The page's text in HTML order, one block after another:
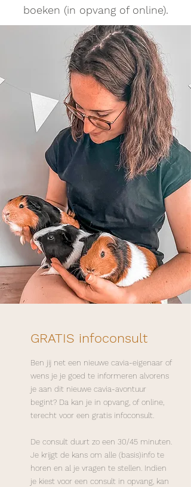
boeken (in opvang of online).
GRATIS infoconsult
Ben jij net een nieuwe cavia-eigenaar of
wens je je goed te informeren alvorens
je aan dit nieuwe cavia-avontuur
begint? Da kan je in opvang, of online,
terecht voor een gratis infoconsult.
De consult duurt zo een 30/45 minuten.
Je krijgt de kans om alle (basis)info te
horen en al je vragen te stellen. Indien
je kiest voor een consult in opvang, kan